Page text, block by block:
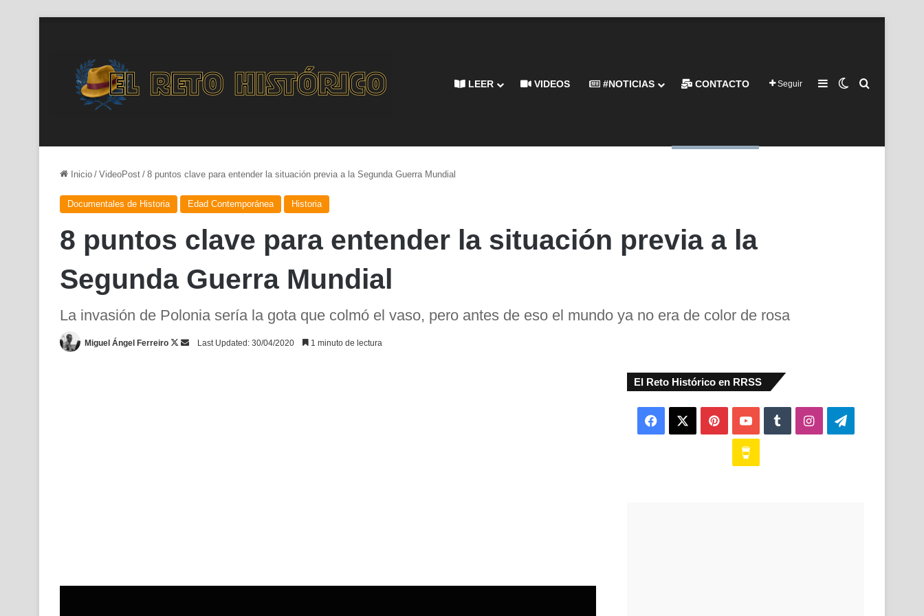
LEER VIDEOS #NOTICIAS CONTACTO Seguir Barra lateral
Switch skin
Inicio / VideoPost / 8 puntos clave para entender la situación previa a la Segunda Guerra Mundial
Documentales de Historia Edad Contemporánea Historia
8 puntos clave para entender la situación previa a la
Segunda Guerra Mundial
La invasión de Polonia sería la gota que colmó el vaso, pero antes de eso el mundo ya no era de color de rosa
Miguel Ángel Ferreiro
Follow
SendLast Updated: 30/04/2020 1 minuto de lectura
El Reto Histórico en RRSS
Facebook PinterestYouTubeTumblrInstagramTelegram